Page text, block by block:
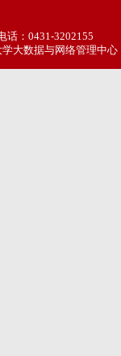
：0431-3202155
大数据与网络管理中心